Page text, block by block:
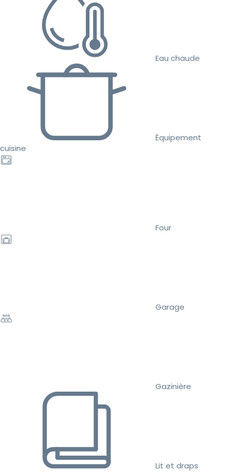
Eau chaude
Équipement
cuisine
Four
Garage
Gazinière
Lit et draps